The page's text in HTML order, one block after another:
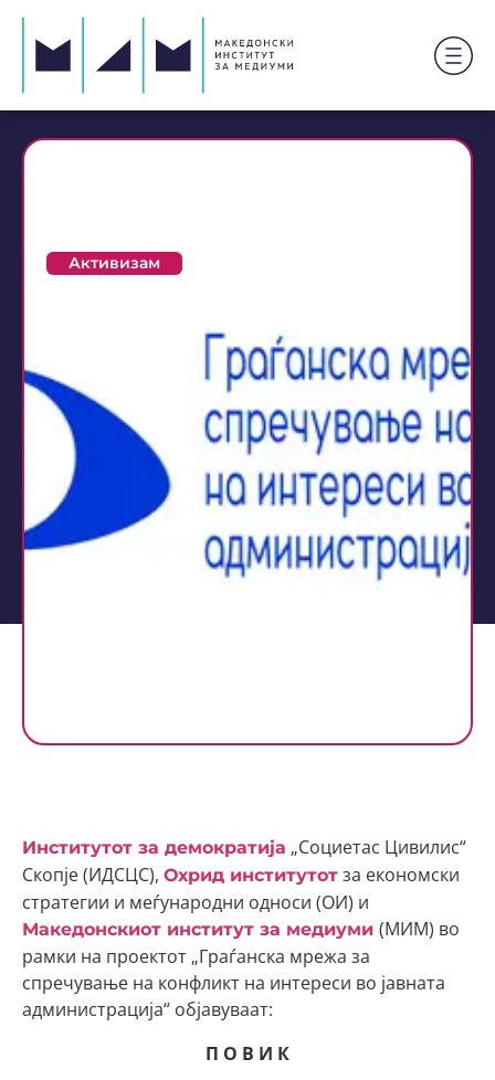
Активизам
Институтот за демократија „Социетас Цивилис“
Скопје (ИДСЦС), Охрид институтот за економски
стратегии и меѓународни односи (ОИ) и
Македонскиот институт за медиуми (МИМ) во
рамки на проектот „Граѓанска мрежа за
спречување на конфликт на интереси во јавната
администрација“ објавуваат:
П О В И К